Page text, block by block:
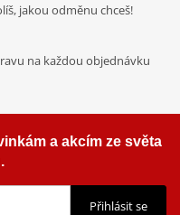
jakou odměnu chceš!
na každou objednávku
a akcím ze světa
Přihlásit se